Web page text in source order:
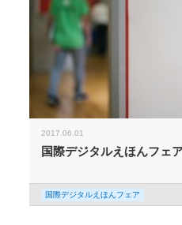
2017.06.01
国際デジタルえほんフェ
国際デジタルえほんフェア